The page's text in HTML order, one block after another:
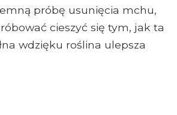
próbę usunięcia mchu,
cieszyć się tym, jak ta
wdzięku roślina ulepsza